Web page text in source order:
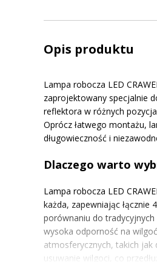
Opis produktu
Lampa robocza LED
zaprojektowany specjalnie
reflektora w różnych
Oprócz łatwego montażu,
długowieczność i
Dlaczego warto
Lampa robocza LED
każda, zapewniając łącznie
porównaniu do
wysoka odporność na
atmosferycznych, takich jak
usuwanie wilgoci, co